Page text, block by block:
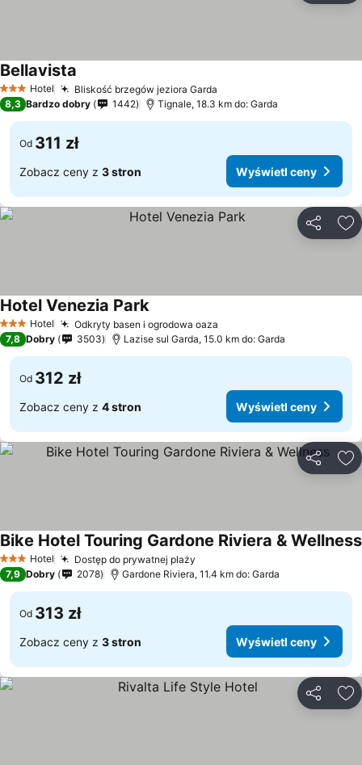
3 Kategoria
Hotel Bliskość brzegów jeziora Garda
Bellavista
8,3 Bardzo dobry 1442 Tignale, 18.3 km do: Garda
Od 311 zł
Zobacz ceny z 3 stron Wyświetl ceny
3 Kategoria
Hotel Odkryty basen i ogrodowa oaza
Hotel Venezia Park
7,8 Dobry 3503 Lazise sul Garda, 15.0 km do: Garda
Od 312 zł
Zobacz ceny z 4 stron Wyświetl ceny
3 Kategoria
Hotel Dostęp do prywatnej plaży
Bike Hotel Touring Gardone Riviera & Wellness
7,9 Dobry 2078 Gardone Riviera, 11.4 km do: Garda
Od 313 zł
Zobacz ceny z 3 stron Wyświetl ceny